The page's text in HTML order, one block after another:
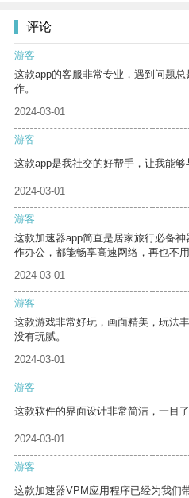
评论
游客
这款app的客服非常专业，遇到问题
作。
2024-03-01
游客
这款app是我社交的好帮手，让我能够
2024-03-01
游客
这款加速器app简直是居家旅行必备
作办公，都能畅享高速网络，再也不
2024-03-01
游客
这款游戏非常好玩，画面精美，玩法
没有玩腻。
2024-03-01
游客
这款软件的界面设计非常简洁，一目了
2024-03-01
游客
这款加速器VPM应用程序已经为我们